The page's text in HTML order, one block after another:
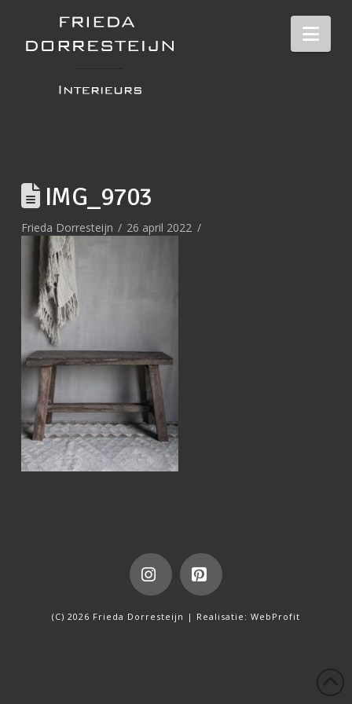
IMG_9703
Frieda Dorresteijn 26 april 2022
InstagramPinterest
(C) 2026 Frieda Dorresteijn | Realisatie: WebProfit